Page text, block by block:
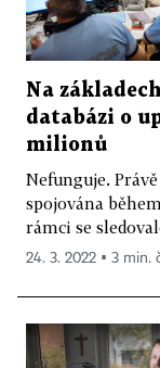
Na
databázi o
milionů
Nefunguje.
spojována
rámci se
24. 3. 2022 ▪ 3 min.